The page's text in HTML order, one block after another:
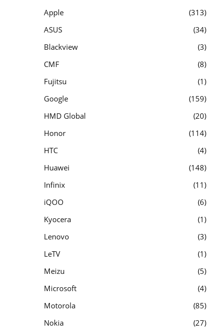
Apple
313
ASUS
34
Blackview
3
CMF
8
Fujitsu
1
Google
159
HMD Global
20
Honor
114
HTC
4
Huawei
148
Infinix
11
iQOO
6
Kyocera
1
Lenovo
3
LeTV
1
Meizu
5
Microsoft
4
Motorola
85
Nokia
27